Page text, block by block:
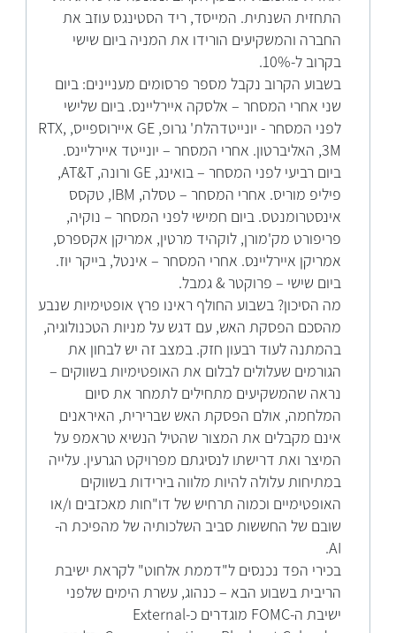
התחזית השנתית. המייסד, ריד הסטינגס עוזב את
החברה והמשקיעים הורידו את המניה ביום שישי
בקרוב ל-10%.
בשבוע הקרוב נקבל מספר פרסומים מעניינים: ביום
שני אחרי המסחר – אלסקה איירליינס. ביום שלישי
לפני המסחר - יונייטדהלת' גרופ, GE איירוספייס, RTX,
3M, האליברטון. אחרי המסחר – יונייטד איירליינס.
ביום רביעי לפני המסחר – בואינג, GE ורונה, AT&T,
פיליפ מוריס. אחרי המסחר – טסלה, IBM, טקסס
אינסטרומנטס. ביום חמישי לפני המסחר – נוקיה,
פריפורט מק'מורן, לוקהיד מרטין, אמריקן אקספרס,
אמריקן איירליינס. אחרי המסחר – אינטל, בייקר יוז.
ביום שישי – פרוקטר & גמבל.
מה הסיכון? בשבוע החולף ראינו פרץ אופטימיות שנבע
מהסכם הפסקת האש, עם דגש על מניות הטכנולוגיה,
בהמתנה לעוד רבעון חזק. במצב זה יש לבחון את
הגורמים שעלולים לבלום את האופטימיות בשווקים –
נראה שהמשקיעים מתחילים לתמחר את סיום
המלחמה, אולם הפסקת האש שברירית, האיראנים
אינם מקבלים את המצור שהטיל הנשיא טראמפ על
המיצר ואת דרישתו לנסיגתם מפרויקט הגרעין. עלייה
במתיחות עלולה להיות מלווה בירידות בשווקים
האופטימיים וכמוה תרחיש של דו"חות מאכזבים ו/או
שובם של החששות סביב השלכותיה של מהפיכת ה-
AI.
בכירי הפד נכנסים ל"דממת אלחוט" לקראת ישיבת
הריבית בשבוע הבא – כנהוג, עשרת הימים שלפני
ישיבת ה-FOMC מוגדרים כ-External